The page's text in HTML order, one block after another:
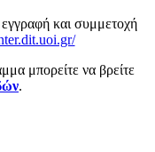
και συμμετοχή
μπορείτε να βρείτε
.